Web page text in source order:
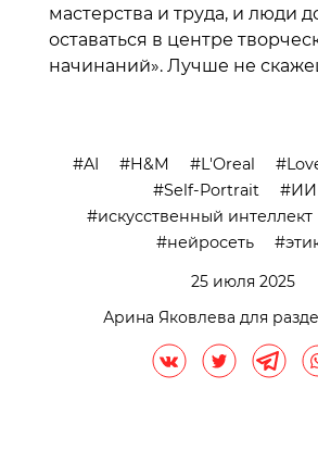
мастерства и труда, и люди
оставаться в центре
начинаний». Лучше не
AI H&M L'Oreal
Self-Portrait
ИИ
искусственный интеллект
нейросеть
25 июля 2025
Арина Яковлева для